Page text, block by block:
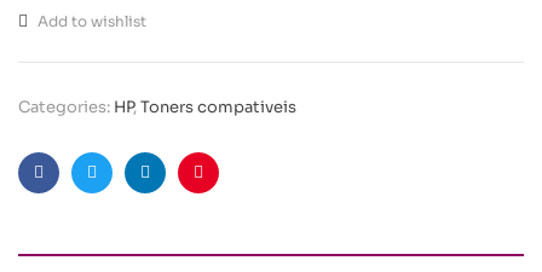
Add to wishlist
Categories: HP,Toners compativeis
FacebookTwitterLinkedinPinterest